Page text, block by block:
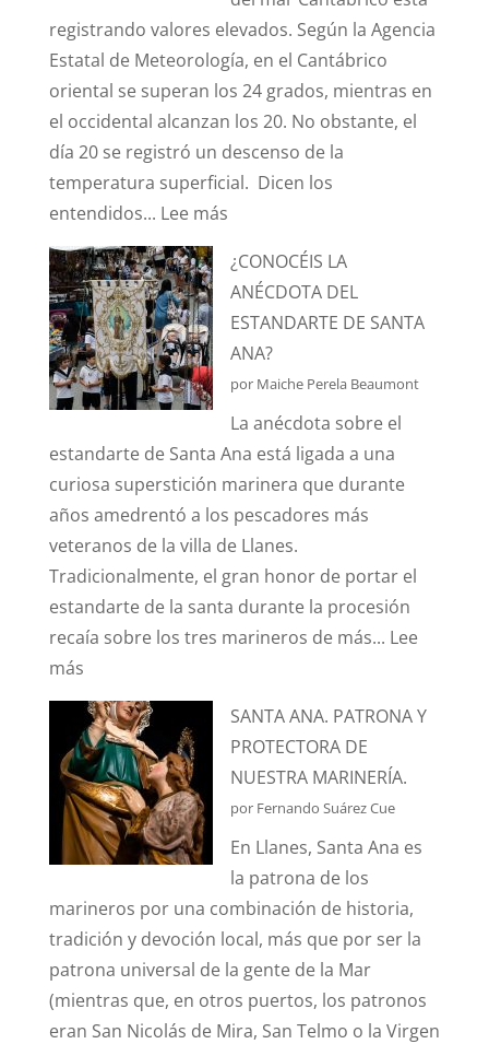
registrando valores elevados. Según la Agencia
Estatal de Meteorología, en el Cantábrico
oriental se superan los 24 grados, mientras en
el occidental alcanzan los 20. No obstante, el
día 20 se registró un descenso de la
temperatura superficial. Dicen los
entendidos... Lee más:
QUÉ
ES
EL
EFECTO
“CORIOLIS”?
¿CONOCÉIS LA
ANÉCDOTA DEL
ESTANDARTE DE SANTA
ANA?
por Maiche Perela Beaumont
La anécdota sobre el
estandarte de Santa Ana está ligada a una
curiosa superstición marinera que durante
años amedrentó a los pescadores más
veteranos de la villa de Llanes.
Tradicionalmente, el gran honor de portar el
estandarte de la santa durante la procesión
recaía sobre los tres marineros de más... Lee
más:
¿CONOCÉIS
LA
ANÉCDOTA
DEL
ESTANDARTE
DE
ANA?
SANTA ANA. PATRONA Y
PROTECTORA DE
NUESTRA MARINERÍA.
por Fernando Suárez Cue
En Llanes, Santa Ana es
la patrona de los
marineros por una combinación de historia,
tradición y devoción local, más que por ser la
patrona universal de la gente de la Mar
(mientras que, en otros puertos, los patronos
eran San Nicolás de Mira, San Telmo o la Virgen